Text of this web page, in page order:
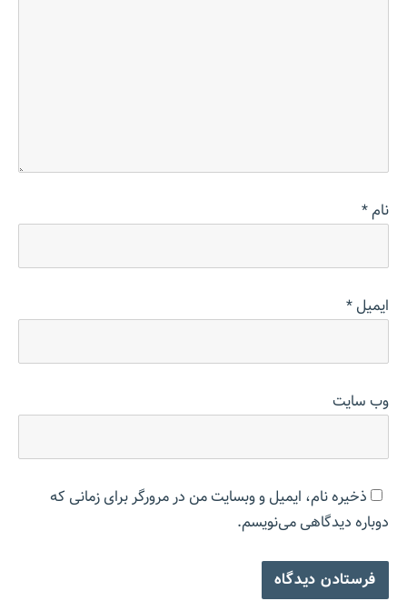
نام*
ایمیل*
وب‌ سایت
ذخیره نام، ایمیل و وبسایت من در مرورگر برای زمانی که
دوباره دیدگاهی می‌نویسم.